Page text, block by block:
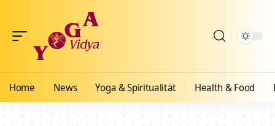
Home News Yoga & Spiritualität Health & Food